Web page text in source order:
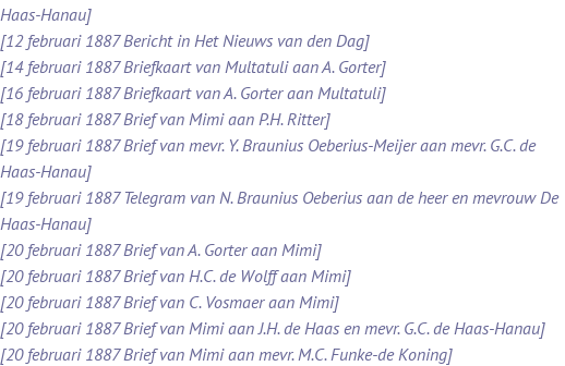
Haas-Hanau]
[12 februari 1887 Bericht in Het Nieuws van den Dag]
[14 februari 1887 Briefkaart van Multatuli aan A. Gorter]
[16 februari 1887 Briefkaart van A. Gorter aan Multatuli]
[18 februari 1887 Brief van Mimi aan P.H. Ritter]
[19 februari 1887 Brief van mevr. Y. Braunius Oeberius-Meijer aan mevr. G.C. de
Haas-Hanau]
[19 februari 1887 Telegram van N. Braunius Oeberius aan de heer en mevrouw De
Haas-Hanau]
[20 februari 1887 Brief van A. Gorter aan Mimi]
[20 februari 1887 Brief van H.C. de Wolff aan Mimi]
[20 februari 1887 Brief van C. Vosmaer aan Mimi]
[20 februari 1887 Brief van Mimi aan J.H. de Haas en mevr. G.C. de Haas-Hanau]
[20 februari 1887 Brief van Mimi aan mevr. M.C. Funke-de Koning]